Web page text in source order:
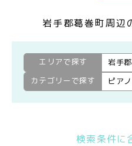
岩手郡葛巻町周辺
エリアで探す 岩手
カテゴリーで探す
ピアノ
検索条件に